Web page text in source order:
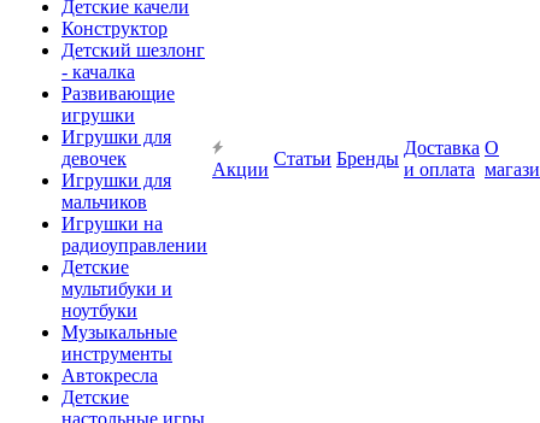
Детские качели
Конструктор
Детский шезлонг
- качалка
Развивающие
игрушки
Игрушки для
девочек
Игрушки для
мальчиков
Игрушки на
радиоуправлении
Детские
мультибуки и
ноутбуки
Музыкальные
инструменты
Автокресла
Детские
настольные игры
Акции
Статьи Бренды
Доставка
и оплата
О